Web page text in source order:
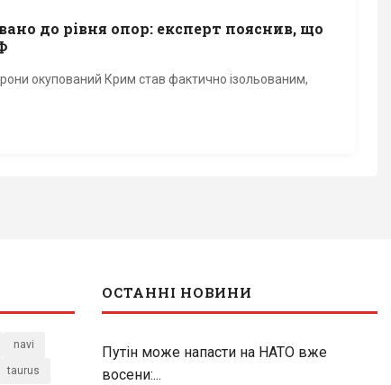
до рівня опор: експерт пояснив, що
окупований Крим став фактично ізольованим,
navi
taurus
ОСТАННІ НОВИНИ
Путін може напасти на НАТО вже
восени:...